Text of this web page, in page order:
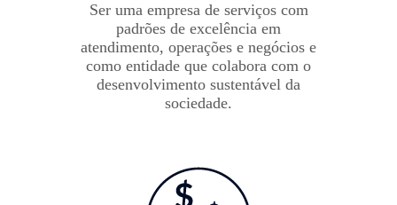
Ser uma empresa de serviços com
padrões de excelência em
atendimento, operações e negócios e
como entidade que colabora com o
desenvolvimento sustentável da
sociedade.